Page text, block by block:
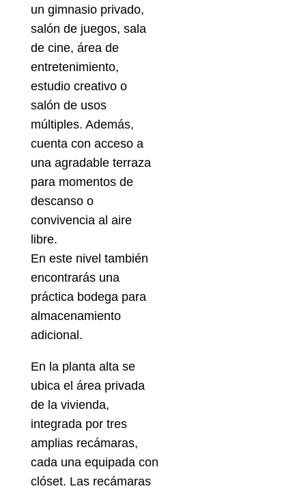
un gimnasio privado,
salón de juegos, sala
de cine, área de
entretenimiento,
estudio creativo o
salón de usos
múltiples. Además,
cuenta con acceso a
una agradable terraza
para momentos de
descanso o
convivencia al aire
libre.
En este nivel también
encontrarás una
práctica bodega para
almacenamiento
adicional.
En la planta alta se
ubica el área privada
de la vivienda,
integrada por tres
amplias recámaras,
cada una equipada con
clóset. Las recámaras